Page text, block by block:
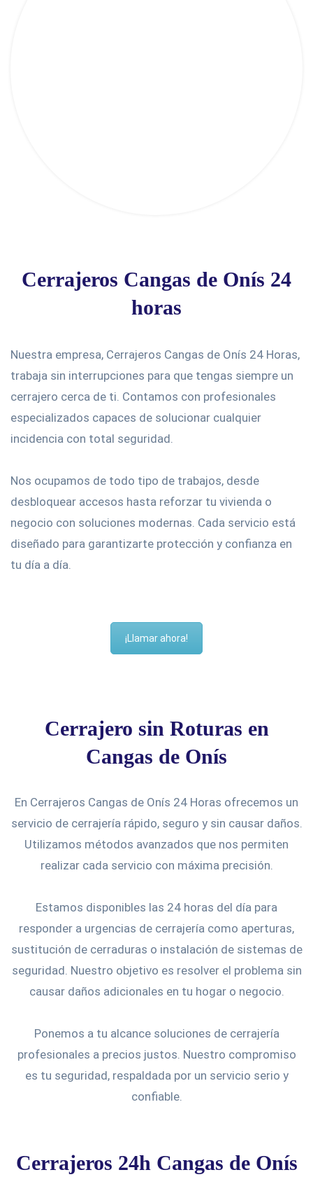
Cerrajeros Cangas de Onís 24
horas
Nuestra empresa, Cerrajeros Cangas de Onís 24 Horas,
trabaja sin interrupciones para que tengas siempre un
cerrajero cerca de ti. Contamos con profesionales
especializados capaces de solucionar cualquier
incidencia con total seguridad.
Nos ocupamos de todo tipo de trabajos, desde
desbloquear accesos hasta reforzar tu vivienda o
negocio con soluciones modernas. Cada servicio está
diseñado para garantizarte protección y confianza en
tu día a día.
¡Llamar ahora!
Cerrajero sin Roturas en
Cangas de Onís
En Cerrajeros Cangas de Onís 24 Horas ofrecemos un
servicio de cerrajería rápido, seguro y sin causar daños.
Utilizamos métodos avanzados que nos permiten
realizar cada servicio con máxima precisión.
Estamos disponibles las 24 horas del día para
responder a urgencias de cerrajería como aperturas,
sustitución de cerraduras o instalación de sistemas de
seguridad. Nuestro objetivo es resolver el problema sin
causar daños adicionales en tu hogar o negocio.
Ponemos a tu alcance soluciones de cerrajería
profesionales a precios justos. Nuestro compromiso
es tu seguridad, respaldada por un servicio serio y
confiable.
Cerrajeros 24h Cangas de Onís